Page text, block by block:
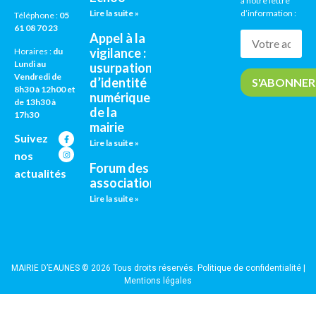
Téléphone : 05
61 08 70 23
Horaires : du
Lundi au
Vendredi de
8h30 à 12h00 et
de 13h30 à
17h30
Suivez
nos
actualités
Lire la suite »
Appel à la
vigilance :
usurpation
d’identité
numérique
de la
mairie
Lire la suite »
Forum des
associations
Lire la suite »
d’information :
MAIRIE D’EAUNES © 2026 Tous droits réservés. Politique de confidentialité|
Mentions légales